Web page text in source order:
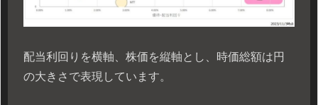
配当利回りを横軸、株価を縦軸とし、時価総額は円
の大きさで表現しています。